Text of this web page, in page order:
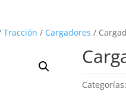
Tracción / Cargadores /
Categorías: